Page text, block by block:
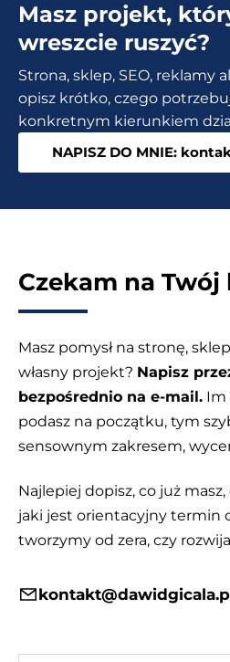
Nagrywanie
ekranu
przeglądarce
Masz projekt,
wreszcie ruszyć?
Strona, sklep, SEO, reklamy
opisz krótko, czego
konkretnym kierunkiem
NAPISZ DO MNIE:
Czekam na
Masz pomysł na stronę,
własny projekt? Napisz
bezpośrednio na e-mail. Im
podasz na początku, tym
sensownym zakresem,
Najlepiej dopisz, co już
jaki jest orientacyjny termin
tworzymy od zera, czy